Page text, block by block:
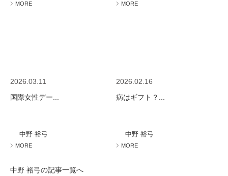
MORE MORE
2026.03.11
国際女性デー...
中野 裕弓
MORE
2026.02.16
病はギフト？...
中野 裕弓
MORE
中野 裕弓の記事一覧へ